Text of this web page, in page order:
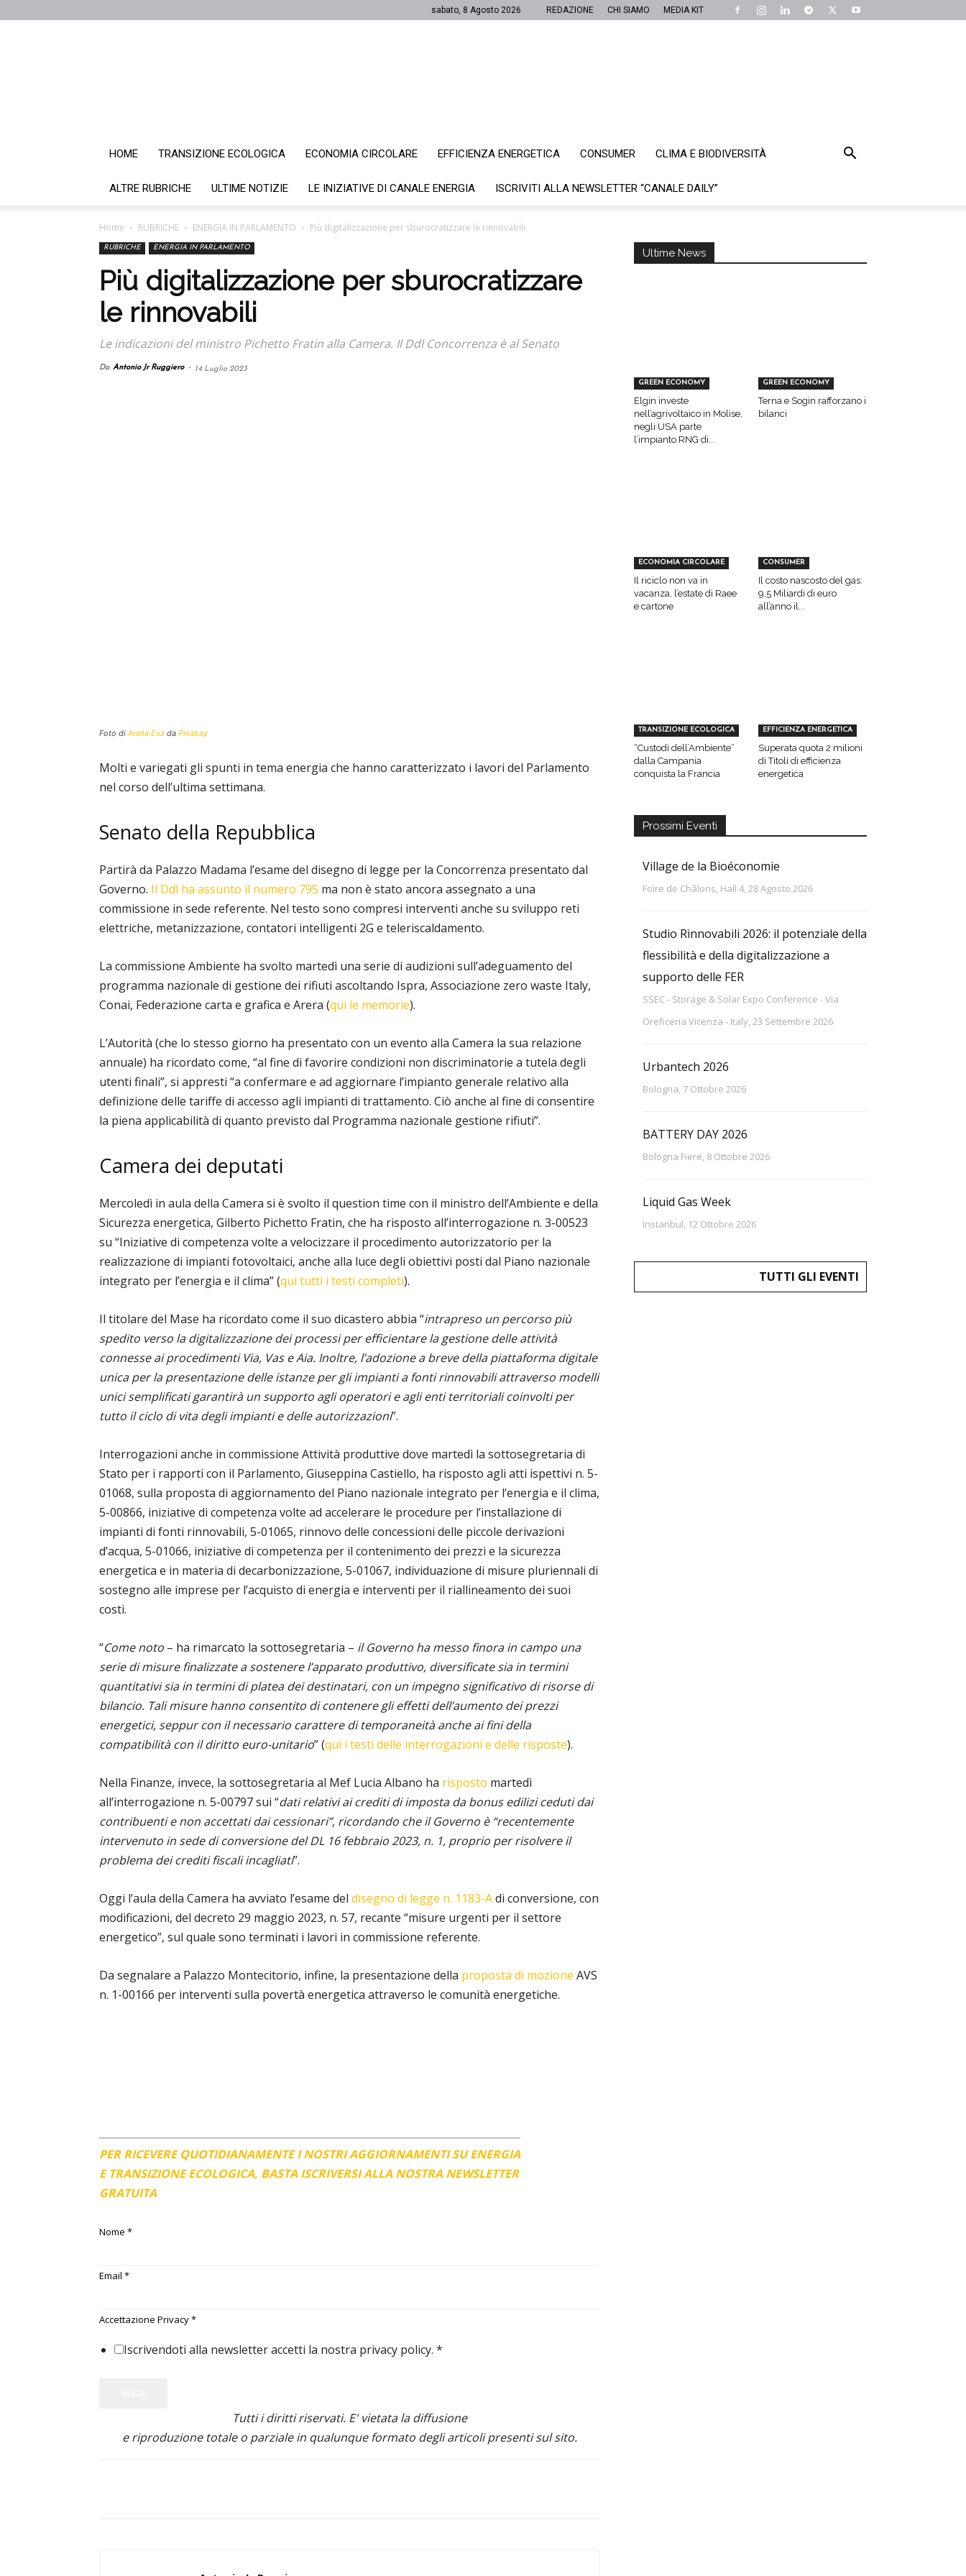
sabato, 8 Agosto 2026 REDAZIONE CHI SIAMO MEDIA KIT
HOME TRANSIZIONE ECOLOGICA ECONOMIA CIRCOLARE EFFICIENZA ENERGETICA CONSUMER CLIMA E BIODIVERSITÀ
ALTRE RUBRICHE ULTIME NOTIZIE LE INIZIATIVE DI CANALE ENERGIA ISCRIVITI ALLA NEWSLETTER “CANALE DAILY”
Home RUBRICHE ENERGIA IN PARLAMENTO Più digitalizzazione per sburocratizzare le rinnovabili
RUBRICHE ENERGIA IN PARLAMENTO
Più digitalizzazione per sburocratizzare
le rinnovabili
Le indicazioni del ministro Pichetto Fratin alla Camera. Il Ddl Concorrenza è al Senato
Da Antonio Jr Ruggiero - 14 Luglio 2023
Foto di Aneta Esz da Pixabay
Molti e variegati gli spunti in tema energia che hanno caratterizzato i lavori del Parlamento
nel corso dell’ultima settimana.
Senato della Repubblica
Partirà da Palazzo Madama l’esame del disegno di legge per la Concorrenza presentato dal
Governo. Il Ddl ha assunto il numero 795 ma non è stato ancora assegnato a una
commissione in sede referente. Nel testo sono compresi interventi anche su sviluppo reti
elettriche, metanizzazione, contatori intelligenti 2G e teleriscaldamento.
La commissione Ambiente ha svolto martedì una serie di audizioni sull’adeguamento del
programma nazionale di gestione dei rifiuti ascoltando Ispra, Associazione zero waste Italy,
Conai, Federazione carta e grafica e Arera (qui le memorie).
L’Autorità (che lo stesso giorno ha presentato con un evento alla Camera la sua relazione
annuale) ha ricordato come, “al fine di favorire condizioni non discriminatorie a tutela degli
utenti finali”, si appresti “a confermare e ad aggiornare l’impianto generale relativo alla
definizione delle tariffe di accesso agli impianti di trattamento. Ciò anche al fine di consentire
la piena applicabilità di quanto previsto dal Programma nazionale gestione rifiuti”.
Camera dei deputati
Mercoledì in aula della Camera si è svolto il question time con il ministro dell’Ambiente e della
Sicurezza energetica, Gilberto Pichetto Fratin, che ha risposto all’interrogazione n. 3-00523
su “Iniziative di competenza volte a velocizzare il procedimento autorizzatorio per la
realizzazione di impianti fotovoltaici, anche alla luce degli obiettivi posti dal Piano nazionale
integrato per l’energia e il clima” (qui tutti i testi completi).
Il titolare del Mase ha ricordato come il suo dicastero abbia “intrapreso un percorso più
spedito verso la digitalizzazione dei processi per efficientare la gestione delle attività
connesse ai procedimenti Via, Vas e Aia. Inoltre, l’adozione a breve della piattaforma digitale
unica per la presentazione delle istanze per gli impianti a fonti rinnovabili attraverso modelli
unici semplificati garantirà un supporto agli operatori e agli enti territoriali coinvolti per
tutto il ciclo di vita degli impianti e delle autorizzazioni”.
Interrogazioni anche in commissione Attività produttive dove martedì la sottosegretaria di
Stato per i rapporti con il Parlamento, Giuseppina Castiello, ha risposto agli atti ispettivi n. 5-
01068, sulla proposta di aggiornamento del Piano nazionale integrato per l’energia e il clima,
5-00866, iniziative di competenza volte ad accelerare le procedure per l’installazione di
impianti di fonti rinnovabili, 5-01065, rinnovo delle concessioni delle piccole derivazioni
d’acqua, 5-01066, iniziative di competenza per il contenimento dei prezzi e la sicurezza
energetica e in materia di decarbonizzazione, 5-01067, individuazione di misure pluriennali di
sostegno alle imprese per l’acquisto di energia e interventi per il riallineamento dei suoi
costi.
“Come noto – ha rimarcato la sottosegretaria – il Governo ha messo finora in campo una
serie di misure finalizzate a sostenere l’apparato produttivo, diversificate sia in termini
quantitativi sia in termini di platea dei destinatari, con un impegno significativo di risorse di
bilancio. Tali misure hanno consentito di contenere gli effetti dell’aumento dei prezzi
energetici, seppur con il necessario carattere di temporaneità anche ai fini della
compatibilità con il diritto euro-unitario” (qui i testi delle interrogazioni e delle risposte).
Nella Finanze, invece, la sottosegretaria al Mef Lucia Albano ha risposto martedì
all’interrogazione n. 5-00797 sui “dati relativi ai crediti di imposta da bonus edilizi ceduti dai
contribuenti e non accettati dai cessionari”, ricordando che il Governo è “recentemente
intervenuto in sede di conversione del DL 16 febbraio 2023, n. 1, proprio per risolvere il
problema dei crediti fiscali incagliati”.
Oggi l’aula della Camera ha avviato l’esame del disegno di legge n. 1183-Adi conversione, con
modificazioni, del decreto 29 maggio 2023, n. 57, recante “misure urgenti per il settore
energetico”, sul quale sono terminati i lavori in commissione referente.
Da segnalare a Palazzo Montecitorio, infine, la presentazione della proposta di mozione AVS
n. 1-00166 per interventi sulla povertà energetica attraverso le comunità energetiche.
PER RICEVERE QUOTIDIANAMENTE I NOSTRI AGGIORNAMENTI SU ENERGIA
E TRANSIZIONE ECOLOGICA, BASTA ISCRIVERSI ALLA NOSTRA NEWSLETTER
GRATUITA
Nome *
Email *
Accettazione Privacy*
Iscrivendoti alla newsletter accetti la nostra privacy policy. *
Tutti i diritti riservati. E' vietata la diffusione
e riproduzione totale o parziale in qualunque formato degli articoli presenti sul sito.
Ultime News
GREEN ECONOMY
Elgin investe
nell’agrivoltaico in Molise,
negli USA parte
l’impianto RNG di...
GREEN ECONOMY
Terna e Sogin rafforzano i
bilanci
ECONOMIA CIRCOLARE
Il riciclo non va in
vacanza, l’estate di Raee
e cartone
CONSUMER
Il costo nascosto del gas:
9,5 Miliardi di euro
all’anno il...
TRANSIZIONE ECOLOGICA
“Custodi dell’Ambiente”
dalla Campania
conquista la Francia
EFFICIENZA ENERGETICA
Superata quota 2 milioni
di Titoli di efficienza
energetica
Prossimi Eventi
Village de la Bioéconomie
Foire de Châlons, Hall 4, 28 Agosto 2026
Studio Rinnovabili 2026: il potenziale della
flessibilità e della digitalizzazione a
supporto delle FER
SSEC - Storage & Solar Expo Conference - Via
Oreficeria Vicenza - Italy, 23 Settembre 2026
Urbantech 2026
Bologna, 7 Ottobre 2026
BATTERY DAY 2026
Bologna Fiere, 8 Ottobre 2026
Liquid Gas Week
Instanbul, 12 Ottobre 2026
TUTTI GLI EVENTI